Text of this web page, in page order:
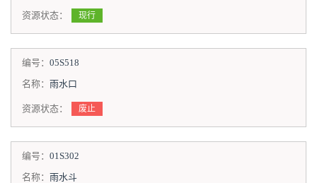
资源状态： 现行
编号： 05S518
名称： 雨水口
资源状态： 废止
编号： 01S302
名称： 雨水斗